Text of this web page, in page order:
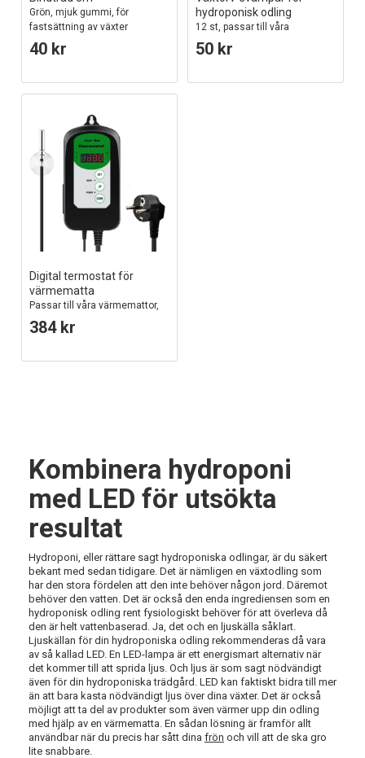
Grön, mjuk gummi, för
fastsättning av växter
40 kr
hydroponisk odling
12 st, passar till våra
hydroponiska köksträdgårdar
50 kr
Digital termostat för
värmematta
Passar till våra värmemattor,
kan ställas in från 0-100°
Celsius
384 kr
Kombinera hydroponi
med LED för utsökta
resultat
Hydroponi, eller rättare sagt hydroponiska odlingar, är du säkert
bekant med sedan tidigare. Det är nämligen en växtodling som
har den stora fördelen att den inte behöver någon jord. Däremot
behöver den vatten. Det är också den enda ingrediensen som en
hydroponisk odling rent fysiologiskt behöver för att överleva då
den är helt vattenbaserad. Ja, det och en ljuskälla såklart.
Ljuskällan för din hydroponiska odling rekommenderas då vara
av så kallad LED. En LED-lampa är ett energismart alternativ när
det kommer till att sprida ljus. Och ljus är som sagt nödvändigt
även för din hydroponiska trädgård. LED kan faktiskt bidra till mer
än att bara kasta nödvändigt ljus över dina växter. Det är också
möjligt att ta del av produkter som även värmer upp din odling
med hjälp av en värmematta. En sådan lösning är framför allt
användbar när du precis har sått dina frön och vill att de ska gro
lite snabbare.